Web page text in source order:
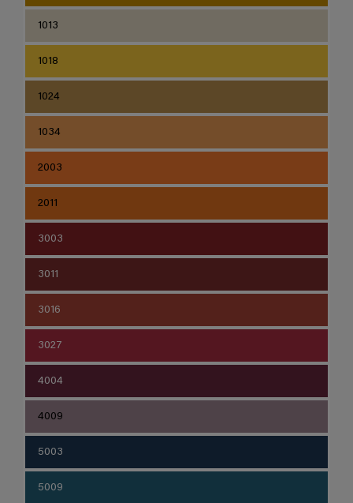
1013
1018
1024
1034
2003
2011
3003
3011
3016
3027
4004
4009
5003
5009